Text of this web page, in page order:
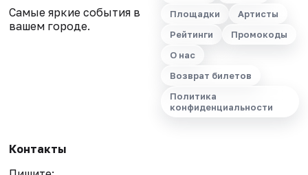
Самые яркие события в
вашем городе.
Площадки
Артисты
Рейтинги
Промокоды
О нас
Возврат билетов
Политика
конфиденциальности
Контакты